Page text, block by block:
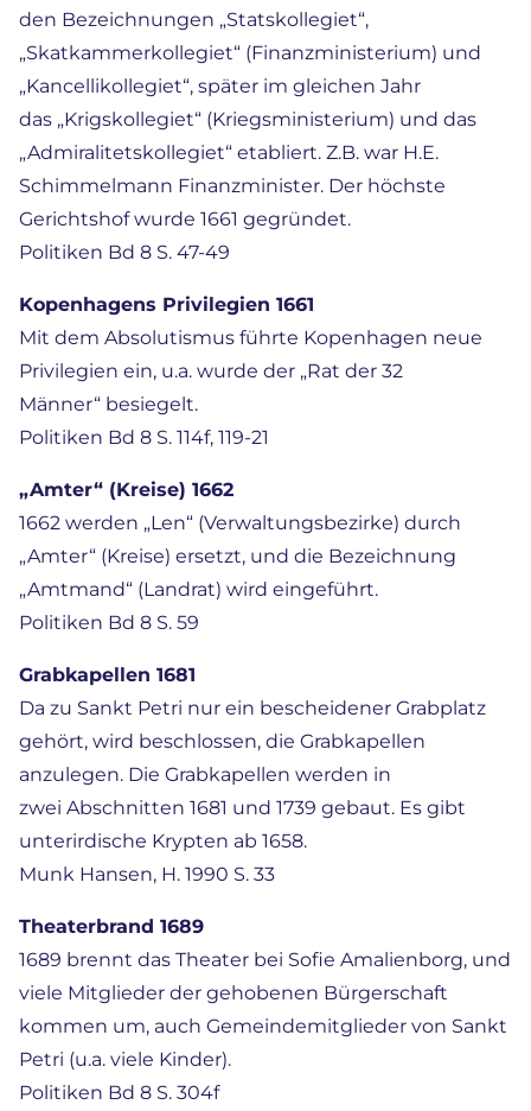
den Bezeichnungen „Statskollegiet“,
„Skatkammerkollegiet“ (Finanzministerium) und
„Kancellikollegiet“, später im gleichen Jahr
das „Krigskollegiet“ (Kriegsministerium) und das
„Admiralitetskollegiet“ etabliert. Z.B. war H.E.
Schimmelmann Finanzminister. Der höchste
Gerichtshof wurde 1661 gegründet.
Politiken Bd 8 S. 47-49
Kopenhagens Privilegien 1661
Mit dem Absolutismus führte Kopenhagen neue
Privilegien ein, u.a. wurde der „Rat der 32
Männer“ besiegelt.
Politiken Bd 8 S. 114f, 119-21
„Amter“ (Kreise) 1662
1662 werden „Len“ (Verwaltungsbezirke) durch
„Amter“ (Kreise) ersetzt, und die Bezeichnung
„Amtmand“ (Landrat) wird eingeführt.
Politiken Bd 8 S. 59
Grabkapellen 1681
Da zu Sankt Petri nur ein bescheidener Grabplatz
gehört, wird beschlossen, die Grabkapellen
anzulegen. Die Grabkapellen werden in
zwei Abschnitten 1681 und 1739 gebaut. Es gibt
unterirdische Krypten ab 1658.
Munk Hansen, H. 1990 S. 33
Theaterbrand 1689
1689 brennt das Theater bei Sofie Amalienborg, und
viele Mitglieder der gehobenen Bürgerschaft
kommen um, auch Gemeindemitglieder von Sankt
Petri (u.a. viele Kinder).
Politiken Bd 8 S. 304f